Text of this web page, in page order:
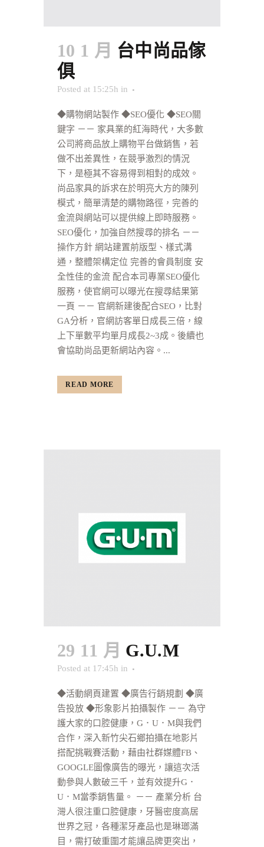
10 1 月 台中尚品傢
俱
Posted at 15:25h in
◆購物網站製作 ◆SEO優化 ◆SEO關
鍵字 －－ 家具業的紅海時代，大多數
公司將商品放上購物平台做銷售，若
做不出差異性，在競爭激烈的情況
下，是極其不容易得到相對的成效。
尚品家具的訴求在於明亮大方的陳列
模式，簡單清楚的購物路徑，完善的
金流與網站可以提供線上即時服務。
SEO優化，加強自然搜尋的排名 －－
操作方針 網站建置前版型、樣式溝
通，整體架構定位 完善的會員制度 安
全性佳的金流 配合本司專業SEO優化
服務，使官網可以曝光在搜尋結果第
一頁 －－ 官網新建後配合SEO，比對
GA分析，官網訪客單日成長三倍，線
上下單數平均單月成長2~3成。後續也
會協助尚品更新網站內容。...
READ MORE
29 11 月 G.U.M
Posted at 17:45h in
◆活動網頁建置 ◆廣告行銷規劃 ◆廣
告投放 ◆形象影片拍攝製作 －－ 為守
護大家的口腔健康，G．U．M與我們
合作，深入新竹尖石鄉拍攝在地影片
搭配挑戰賽活動，藉由社群媒體FB、
GOOGLE圖像廣告的曝光，讓這次活
動參與人數破三千，並有效提升G．
U．M當季銷售量。 －－ 產業分析 台
灣人很注重口腔健康，牙醫密度高居
世界之冠，各種潔牙產品也是琳瑯滿
目，需打破重圍才能讓品牌更突出，